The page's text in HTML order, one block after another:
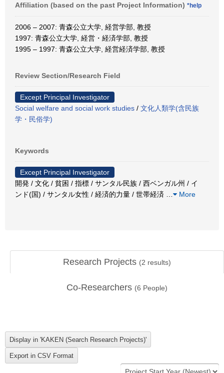
Affiliation (based on the past Project Information) *help
2006 – 2007: 青森公立大学, 経営学部, 教授
1997: 青森公立大学, 経営・経済学部, 教授
1995 – 1997: 青森公立大学, 経営経済学部, 教授
Review Section/Research Field
Except Principal Investigator
Social welfare and social work studies / 文化人類学(含民族
学・民俗学)
Keywords
Except Principal Investigator
開発 / 文化 / 貧困 / 指標 / サンタル民族 / 西ベンガル州 / イ
ンド(国) / サンタル女性 / 経済的力量 / 世帯経済
More
Research Projects (2 results)
Co-Researchers (6 People)